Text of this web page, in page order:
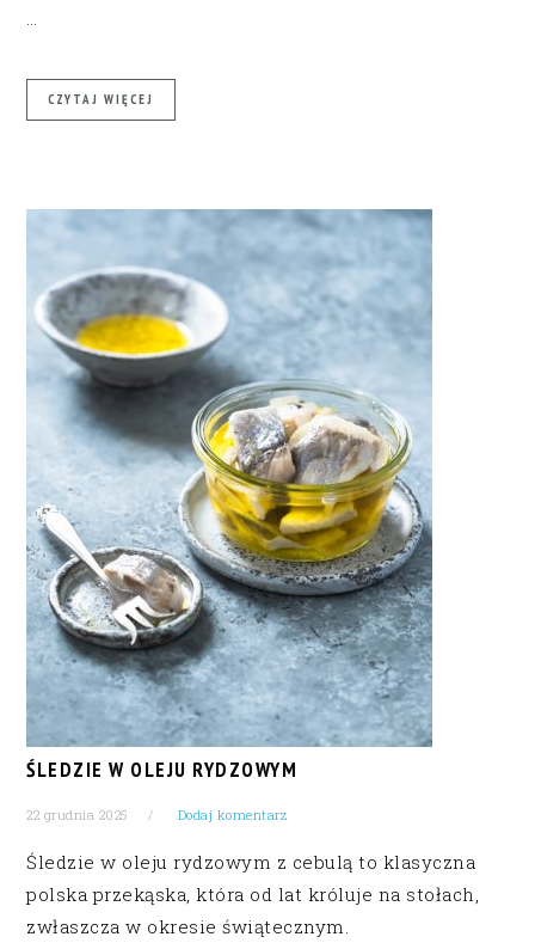
CZYTAJ WIĘCEJ
ŚLEDZIE W OLEJU RYDZOWYM
22 grudnia 2025 Dodaj komentarz
Śledzie w oleju rydzowym z cebulą to klasyczna
polska przekąska, która od lat króluje na stołach,
zwłaszcza w okresie świątecznym.